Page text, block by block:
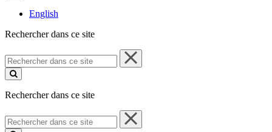
English
Rechercher dans ce site
Rechercher
dans
ce
Rechercher dans ce site
Rechercher
dans